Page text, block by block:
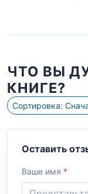
ЧТО ВЫ
КНИГЕ?
Оставить
Ваше имя *